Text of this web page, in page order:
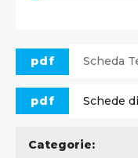
pdf Scheda
pdf Schede
Categorie: